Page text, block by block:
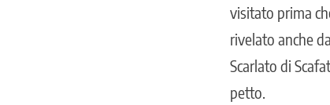
visitato prima
rivelato anche
Scarlato di
petto.